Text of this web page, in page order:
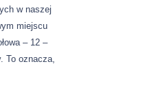
w naszej
miejscu
– 12 –
To oznacza,